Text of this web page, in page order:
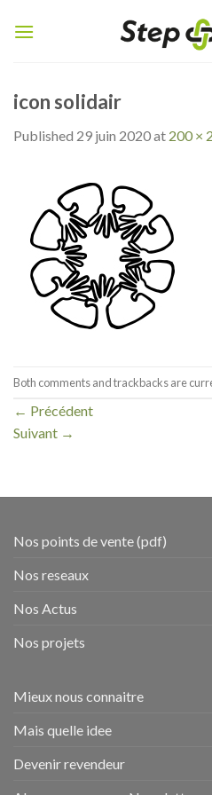
icon solidair
Published 29 juin 2020at 200 ×
Both comments and trackbacks are
← Précédent
Suivant →
Nos points de vente (pdf)
Nos reseaux
Nos Actus
Nos projets
Mieux nous connaitre
Mais quelle idee
Devenir revendeur